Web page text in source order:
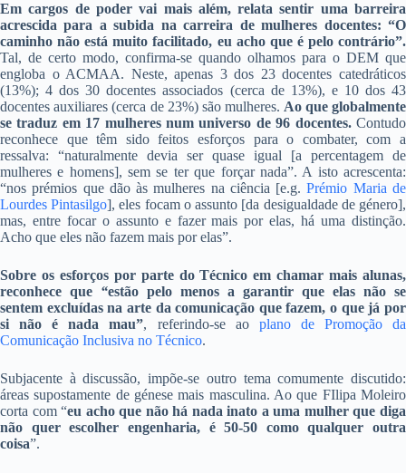
Em cargos de poder vai mais além, relata sentir uma barreira
acrescida para a subida na carreira de mulheres docentes: “O
caminho não está muito facilitado, eu acho que é pelo contrário”.
Tal, de certo modo, confirma-se quando olhamos para o DEM que
engloba o ACMAA. Neste, apenas 3 dos 23 docentes catedráticos
(13%); 4 dos 30 docentes associados (cerca de 13%), e 10 dos 43
docentes auxiliares (cerca de 23%) são mulheres. Ao que globalmente
se traduz em 17 mulheres num universo de 96 docentes.Contudo
reconhece que têm sido feitos esforços para o combater, com a
ressalva: “naturalmente devia ser quase igual [a percentagem de
mulheres e homens], sem se ter que forçar nada”. A isto acrescenta:
“nos prémios que dão às mulheres na ciência [e.g.Prémio Maria de
Lourdes Pintasilgo], eles focam o assunto [da desigualdade de género],
mas, entre focar o assunto e fazer mais por elas, há uma distinção.
Acho que eles não fazem mais por elas”.
Sobre os esforços por parte do Técnico em chamar mais alunas,
reconhece que “estão pelo menos a garantir que elas não se
sentem excluídas na arte da comunicação que fazem, o que já por
si não é nada mau”, referindo-se ao plano de Promoção da
Comunicação Inclusiva no Técnico.
Subjacente à discussão, impõe-se outro tema comumente discutido:
áreas supostamente de génese mais masculina. Ao que FIlipa Moleiro
corta com “eu acho que não há nada inato a uma mulher que diga
não quer escolher engenharia, é 50-50 como qualquer outra
coisa”.